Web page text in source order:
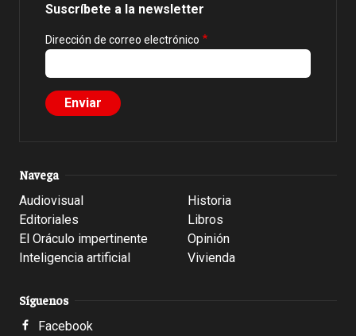
Suscríbete a la newsletter
Dirección de correo electrónico
Navega
Audiovisual
Editoriales
El Oráculo impertinente
Inteligencia artificial
Historia
Libros
Opinión
Vivienda
Síguenos
Facebook